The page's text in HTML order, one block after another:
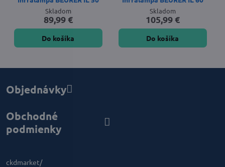
Skladom
89,99 €
Do košíka
Skladom
105,99 €
Do košíka
Objednávky
Obchodné
podmienky
ckdmarket/